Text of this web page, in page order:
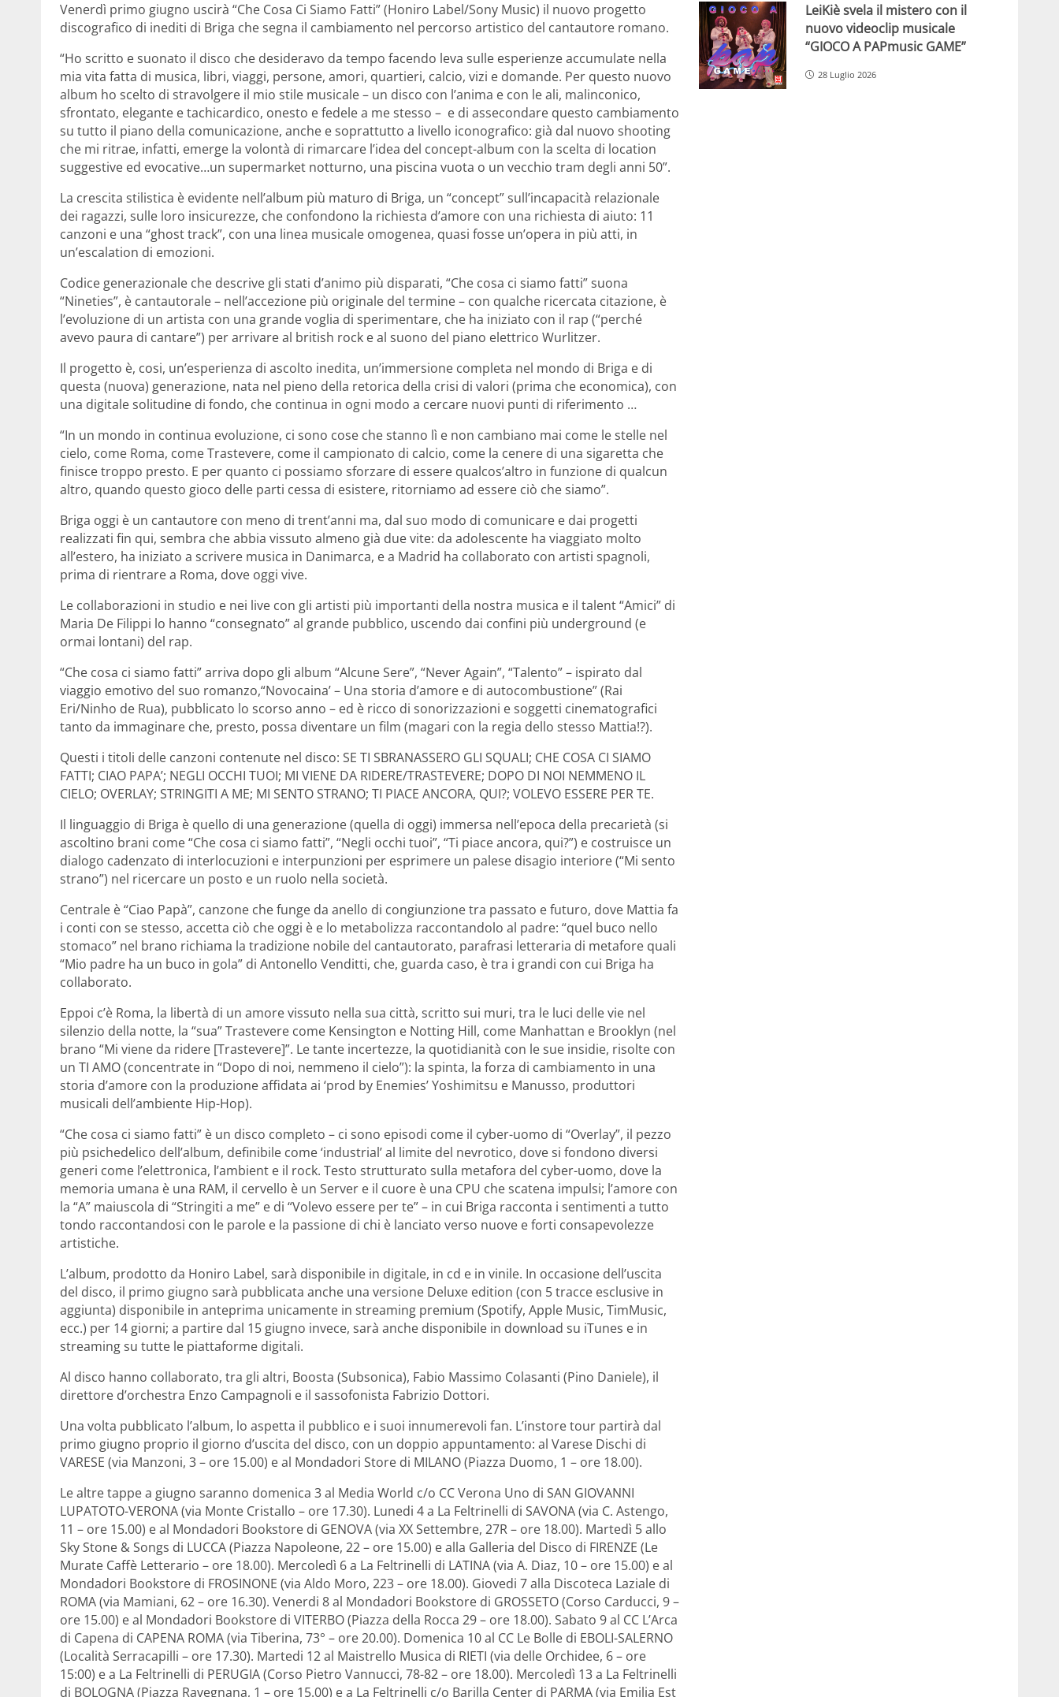
Venerdì primo giugno uscirà “Che Cosa Ci Siamo Fatti” (Honiro Label/Sony Music) il nuovo progetto
discografico di inediti di Briga che segna il cambiamento nel percorso artistico del cantautore romano.
“Ho scritto e suonato il disco che desideravo da tempo facendo leva sulle esperienze accumulate nella
mia vita fatta di musica, libri, viaggi, persone, amori, quartieri, calcio, vizi e domande. Per questo nuovo
album ho scelto di stravolgere il mio stile musicale – un disco con l’anima e con le ali, malinconico,
sfrontato, elegante e tachicardico, onesto e fedele a me stesso – e di assecondare questo cambiamento
su tutto il piano della comunicazione, anche e soprattutto a livello iconografico: già dal nuovo shooting
che mi ritrae, infatti, emerge la volontà di rimarcare l’idea del concept-album con la scelta di location
suggestive ed evocative…un supermarket notturno, una piscina vuota o un vecchio tram degli anni 50”.
La crescita stilistica è evidente nell’album più maturo di Briga, un “concept” sull’incapacità relazionale
dei ragazzi, sulle loro insicurezze, che confondono la richiesta d’amore con una richiesta di aiuto: 11
canzoni e una “ghost track”, con una linea musicale omogenea, quasi fosse un’opera in più atti, in
un’escalation di emozioni.
Codice generazionale che descrive gli stati d’animo più disparati, “Che cosa ci siamo fatti” suona
“Nineties”, è cantautorale – nell’accezione più originale del termine – con qualche ricercata citazione, è
l’evoluzione di un artista con una grande voglia di sperimentare, che ha iniziato con il rap (“perché
avevo paura di cantare”) per arrivare al british rock e al suono del piano elettrico Wurlitzer.
Il progetto è, cosi, un’esperienza di ascolto inedita, un’immersione completa nel mondo di Briga e di
questa (nuova) generazione, nata nel pieno della retorica della crisi di valori (prima che economica), con
una digitale solitudine di fondo, che continua in ogni modo a cercare nuovi punti di riferimento …
“In un mondo in continua evoluzione, ci sono cose che stanno lì e non cambiano mai come le stelle nel
cielo, come Roma, come Trastevere, come il campionato di calcio, come la cenere di una sigaretta che
finisce troppo presto. E per quanto ci possiamo sforzare di essere qualcos’altro in funzione di qualcun
altro, quando questo gioco delle parti cessa di esistere, ritorniamo ad essere ciò che siamo”.
Briga oggi è un cantautore con meno di trent’anni ma, dal suo modo di comunicare e dai progetti
realizzati fin qui, sembra che abbia vissuto almeno già due vite: da adolescente ha viaggiato molto
all’estero, ha iniziato a scrivere musica in Danimarca, e a Madrid ha collaborato con artisti spagnoli,
prima di rientrare a Roma, dove oggi vive.
Le collaborazioni in studio e nei live con gli artisti più importanti della nostra musica e il talent “Amici” di
Maria De Filippi lo hanno “consegnato” al grande pubblico, uscendo dai confini più underground (e
ormai lontani) del rap.
“Che cosa ci siamo fatti” arriva dopo gli album “Alcune Sere”, “Never Again”, “Talento” – ispirato dal
viaggio emotivo del suo romanzo,“Novocaina’ – Una storia d’amore e di autocombustione” (Rai
Eri/Ninho de Rua), pubblicato lo scorso anno – ed è ricco di sonorizzazioni e soggetti cinematografici
tanto da immaginare che, presto, possa diventare un film (magari con la regia dello stesso Mattia!?).
Questi i titoli delle canzoni contenute nel disco: SE TI SBRANASSERO GLI SQUALI; CHE COSA CI SIAMO
FATTI; CIAO PAPA’; NEGLI OCCHI TUOI; MI VIENE DA RIDERE/TRASTEVERE; DOPO DI NOI NEMMENO IL
CIELO; OVERLAY; STRINGITI A ME; MI SENTO STRANO; TI PIACE ANCORA, QUI?; VOLEVO ESSERE PER TE.
Il linguaggio di Briga è quello di una generazione (quella di oggi) immersa nell’epoca della precarietà (si
ascoltino brani come “Che cosa ci siamo fatti”, “Negli occhi tuoi”, “Ti piace ancora, qui?”) e costruisce un
dialogo cadenzato di interlocuzioni e interpunzioni per esprimere un palese disagio interiore (“Mi sento
strano”) nel ricercare un posto e un ruolo nella società.
Centrale è “Ciao Papà”, canzone che funge da anello di congiunzione tra passato e futuro, dove Mattia fa
i conti con se stesso, accetta ciò che oggi è e lo metabolizza raccontandolo al padre: “quel buco nello
stomaco” nel brano richiama la tradizione nobile del cantautorato, parafrasi letteraria di metafore quali
“Mio padre ha un buco in gola” di Antonello Venditti, che, guarda caso, è tra i grandi con cui Briga ha
collaborato.
Eppoi c’è Roma, la libertà di un amore vissuto nella sua città, scritto sui muri, tra le luci delle vie nel
silenzio della notte, la “sua” Trastevere come Kensington e Notting Hill, come Manhattan e Brooklyn (nel
brano “Mi viene da ridere [Trastevere]”. Le tante incertezze, la quotidianità con le sue insidie, risolte con
un TI AMO (concentrate in “Dopo di noi, nemmeno il cielo”): la spinta, la forza di cambiamento in una
storia d’amore con la produzione affidata ai ‘prod by Enemies’ Yoshimitsu e Manusso, produttori
musicali dell’ambiente Hip-Hop).
“Che cosa ci siamo fatti” è un disco completo – ci sono episodi come il cyber-uomo di “Overlay”, il pezzo
più psichedelico dell’album, definibile come ‘industrial’ al limite del nevrotico, dove si fondono diversi
generi come l’elettronica, l’ambient e il rock. Testo strutturato sulla metafora del cyber-uomo, dove la
memoria umana è una RAM, il cervello è un Server e il cuore è una CPU che scatena impulsi; l’amore con
la “A” maiuscola di “Stringiti a me” e di “Volevo essere per te” – in cui Briga racconta i sentimenti a tutto
tondo raccontandosi con le parole e la passione di chi è lanciato verso nuove e forti consapevolezze
artistiche.
L’album, prodotto da Honiro Label, sarà disponibile in digitale, in cd e in vinile. In occasione dell’uscita
del disco, il primo giugno sarà pubblicata anche una versione Deluxe edition (con 5 tracce esclusive in
aggiunta) disponibile in anteprima unicamente in streaming premium (Spotify, Apple Music, TimMusic,
ecc.) per 14 giorni; a partire dal 15 giugno invece, sarà anche disponibile in download su iTunes e in
streaming su tutte le piattaforme digitali.
Al disco hanno collaborato, tra gli altri, Boosta (Subsonica), Fabio Massimo Colasanti (Pino Daniele), il
direttore d’orchestra Enzo Campagnoli e il sassofonista Fabrizio Dottori.
Una volta pubblicato l’album, lo aspetta il pubblico e i suoi innumerevoli fan. L’instore tour partirà dal
primo giugno proprio il giorno d’uscita del disco, con un doppio appuntamento: al Varese Dischi di
VARESE (via Manzoni, 3 – ore 15.00) e al Mondadori Store di MILANO (Piazza Duomo, 1 – ore 18.00).
Le altre tappe a giugno saranno domenica 3 al Media World c/o CC Verona Uno di SAN GIOVANNI
LUPATOTO-VERONA (via Monte Cristallo – ore 17.30). Lunedi 4 a La Feltrinelli di SAVONA (via C. Astengo,
11 – ore 15.00) e al Mondadori Bookstore di GENOVA (via XX Settembre, 27R – ore 18.00). Martedì 5 allo
Sky Stone & Songs di LUCCA (Piazza Napoleone, 22 – ore 15.00) e alla Galleria del Disco di FIRENZE (Le
Murate Caffè Letterario – ore 18.00). Mercoledì 6 a La Feltrinelli di LATINA (via A. Diaz, 10 – ore 15.00) e al
Mondadori Bookstore di FROSINONE (via Aldo Moro, 223 – ore 18.00). Giovedi 7 alla Discoteca Laziale di
ROMA (via Mamiani, 62 – ore 16.30). Venerdi 8 al Mondadori Bookstore di GROSSETO (Corso Carducci, 9 –
ore 15.00) e al Mondadori Bookstore di VITERBO (Piazza della Rocca 29 – ore 18.00). Sabato 9 al CC L’Arca
di Capena di CAPENA ROMA (via Tiberina, 73° – ore 20.00). Domenica 10 al CC Le Bolle di EBOLI-SALERNO
(Località Serracapilli – ore 17.30). Martedi 12 al Maistrello Musica di RIETI (via delle Orchidee, 6 – ore
15:00) e a La Feltrinelli di PERUGIA (Corso Pietro Vannucci, 78-82 – ore 18.00). Mercoledì 13 a La Feltrinelli
di BOLOGNA (Piazza Ravegnana, 1 – ore 15.00) e a La Feltrinelli c/o Barilla Center di PARMA (via Emilia Est
LeiKiè svela il mistero con il
nuovo videoclip musicale
“GIOCO A PAPmusic GAME”
28 Luglio 2026